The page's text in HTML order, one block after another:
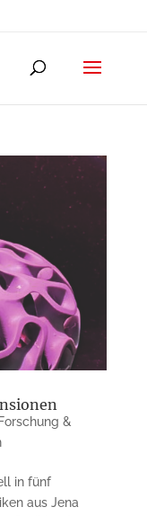
Forschung &
in fünf
aus Jena